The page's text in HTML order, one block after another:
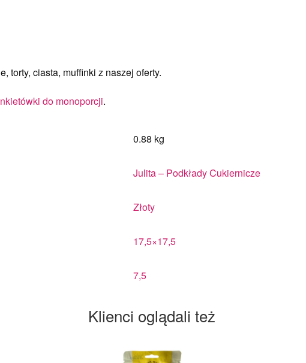
torty, ciasta, muffinki z naszej oferty.
do monoporcji.
0.88 kg
Julita – Podkłady Cukiernicze
Złoty
17,5×17,5
7,5
Klienci oglądali też